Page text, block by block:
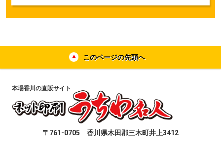
カー
このページの先頭へ
本場香川の直販サイト
〒761-0705 香川県木田郡三木町井上3412